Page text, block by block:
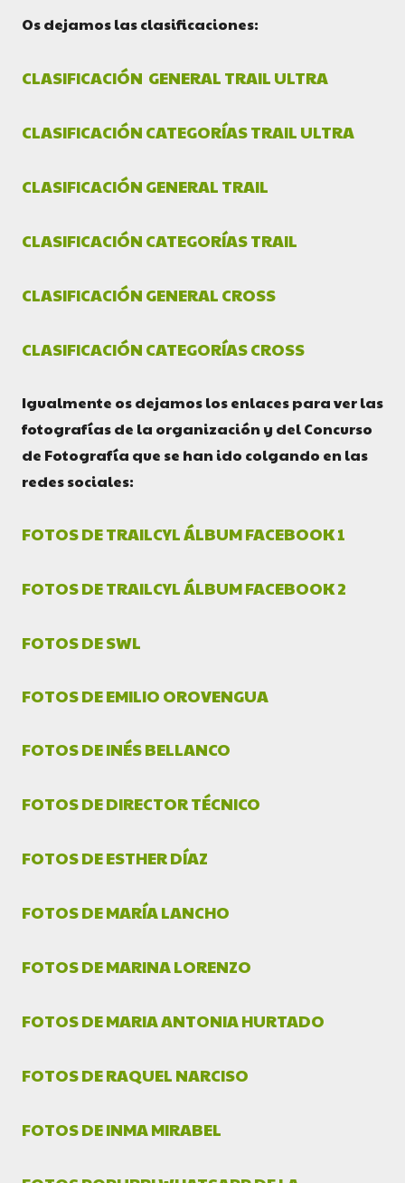
Os dejamos las clasificaciones:
CLASIFICACIÓN GENERAL TRAIL ULTRA
CLASIFICACIÓN CATEGORÍAS TRAIL ULTRA
CLASIFICACIÓN GENERAL TRAIL
CLASIFICACIÓN CATEGORÍAS TRAIL
CLASIFICACIÓN GENERAL CROSS
CLASIFICACIÓN CATEGORÍAS CROSS
Igualmente os dejamos los enlaces para ver las
fotografías de la organización y del Concurso
de Fotografía que se han ido colgando en las
redes sociales:
FOTOS DE TRAILCYL ÁLBUM FACEBOOK 1
FOTOS DE TRAILCYL ÁLBUM FACEBOOK 2
FOTOS DE SWL
FOTOS DE EMILIO OROVENGUA
FOTOS DE INÉS BELLANCO
FOTOS DE DIRECTOR TÉCNICO
FOTOS DE ESTHER DÍAZ
FOTOS DE MARÍA LANCHO
FOTOS DE MARINA LORENZO
FOTOS DE MARIA ANTONIA HURTADO
FOTOS DE RAQUEL NARCISO
FOTOS DE INMA MIRABEL